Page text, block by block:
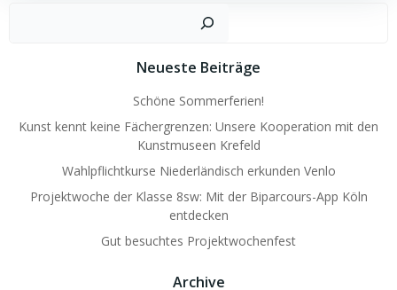
Neueste Beiträge
Schöne Sommerferien!
Kunst kennt keine Fächergrenzen: Unsere Kooperation mit den
Kunstmuseen Krefeld
Wahlpflichtkurse Niederländisch erkunden Venlo
Projektwoche der Klasse 8sw: Mit der Biparcours-App Köln
entdecken
Gut besuchtes Projektwochenfest
Archive